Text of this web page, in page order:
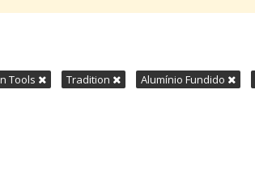
Tools Tradition Alumínio Fundido